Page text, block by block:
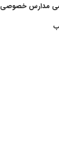
مدارس خصوصی